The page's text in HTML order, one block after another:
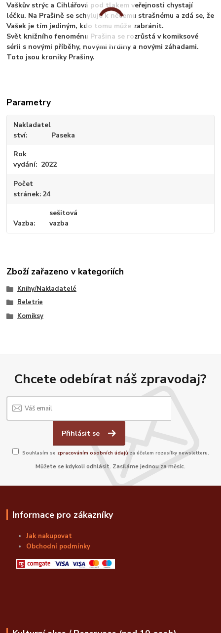
Vaškův strýc a Cihlářová pod tlakem veřejnosti chystají
léčku. Na Prašině se schyluje k něčemu strašnému a zdá se, že
Vašek je tím jediným, kdo tomu může zabránit.
Svět knižního fenoménu Prašina se rozrůstá v komiksové
sérii s novými příběhy, novými hrdiny a novými záhadami.
Toto jsou kroniky Prašiny.
Parametry
Nakladatel
ství
Paseka
Rok
vydání
2022
Počet
stránek 24
Vazba
sešitová
vazba
Zboží zařazeno v kategoriích
Knihy/Nakladatelé
Beletrie
Komiksy
Chcete odebírat náš zpravodaj?
Přihlásit se
Souhlasím se zpracováním osobních údajů za účelem rozesílky newsletteru.
Můžete se kdykoli odhlásit. Zasíláme jednou za měsíc.
Informace pro zákazníky
Jak nakupovat
Obchodní podmínky